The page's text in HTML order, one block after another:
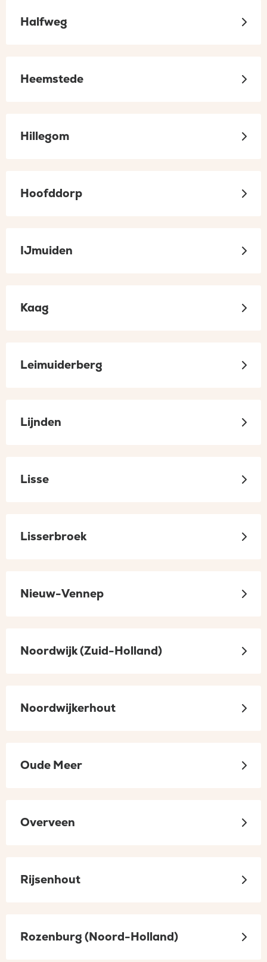
Halfweg
Heemstede
Hillegom
Hoofddorp
IJmuiden
Kaag
Leimuiderberg
Lijnden
Lisse
Lisserbroek
Nieuw-Vennep
Noordwijk (Zuid-Holland)
Noordwijkerhout
Oude Meer
Overveen
Rijsenhout
Rozenburg (Noord-Holland)